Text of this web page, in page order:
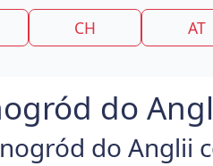
CH AT
do
do Anglii